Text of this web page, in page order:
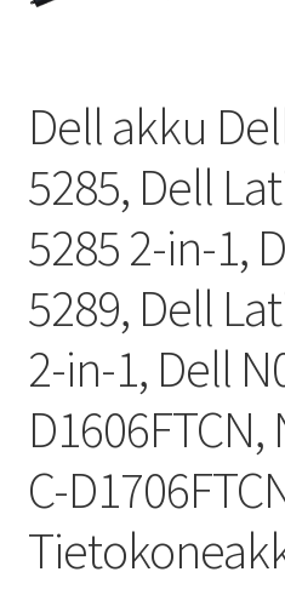
Dell akku
5285, Dell
5285 2-in-1,
5289, Dell
2-in-1, Dell
C-